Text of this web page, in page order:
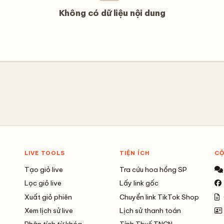
Không có dữ liệu nội dung
LIVE TOOLS
Tạo giỏ live
Lọc giỏ live
Xuất giỏ phiên
Xem lịch sử live
TIỆN ÍCH
Tra cứu hoa hồng SP
Lấy link gốc
Chuyển link TikTok Shop
Lịch sử thanh toán